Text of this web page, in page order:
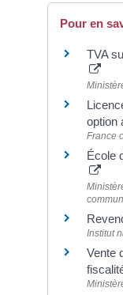
Pour en
TVA
option
France
École
Institut
Vente